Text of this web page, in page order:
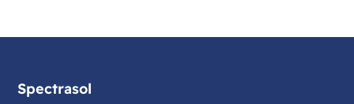
Spectrasol